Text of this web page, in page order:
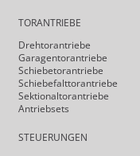
TORANTRIEBE
Drehtor­antriebe
Garagentorantriebe
Schiebetorantriebe
Schiebefalt­torantriebe
Sektionaltorantriebe
Antriebsets
STEUERUNGEN